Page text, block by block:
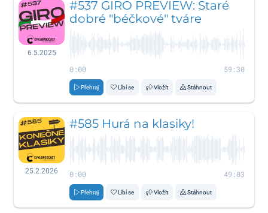
6.5.2025
#537 GIRO PREVIEW: Staré
dobré "béčkové" tváre
0:00 59:30
Přehraj Líbí se Vložit Stáhnout
25.2.2026
#585 Hurá na klasiky!
0:00 49:03
Přehraj Líbí se Vložit Stáhnout